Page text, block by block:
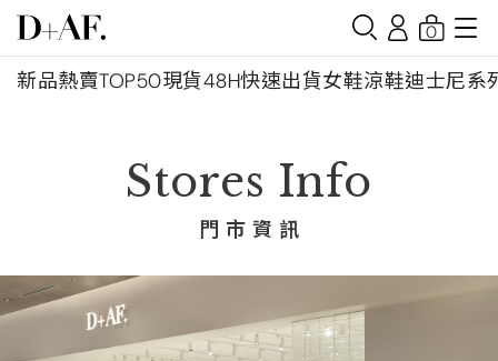
新品熱賣TOP50現貨48H快速出貨女鞋涼鞋迪士尼系
0
Stores Info
門 市 資 訊